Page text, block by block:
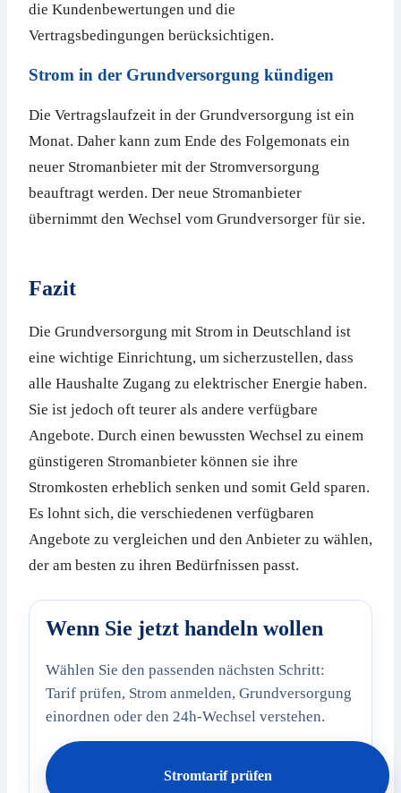
die Kundenbewertungen und die
Vertragsbedingungen berücksichtigen.
Strom in der Grundversorgung kündigen
Die Vertragslaufzeit in der Grundversorgung ist ein
Monat. Daher kann zum Ende des Folgemonats ein
neuer Stromanbieter mit der Stromversorgung
beauftragt werden. Der neue Stromanbieter
übernimmt den Wechsel vom Grundversorger für sie.
Fazit
Die Grundversorgung mit Strom in Deutschland ist
eine wichtige Einrichtung, um sicherzustellen, dass
alle Haushalte Zugang zu elektrischer Energie haben.
Sie ist jedoch oft teurer als andere verfügbare
Angebote. Durch einen bewussten Wechsel zu einem
günstigeren Stromanbieter können sie ihre
Stromkosten erheblich senken und somit Geld sparen.
Es lohnt sich, die verschiedenen verfügbaren
Angebote zu vergleichen und den Anbieter zu wählen,
der am besten zu ihren Bedürfnissen passt.
Wenn Sie jetzt handeln wollen
Wählen Sie den passenden nächsten Schritt:
Tarif prüfen, Strom anmelden, Grundversorgung
einordnen oder den 24h-Wechsel verstehen.
Stromtarif prüfen